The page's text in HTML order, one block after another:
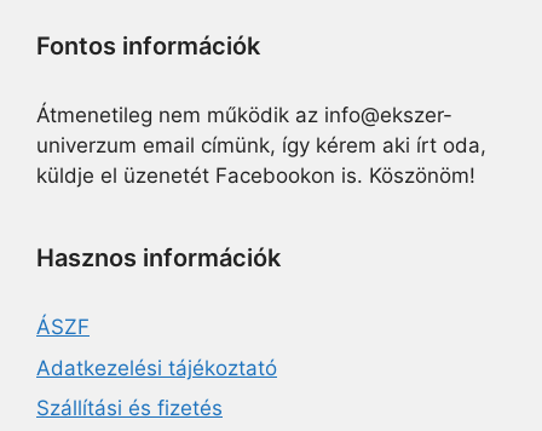
Fontos információk
Átmenetileg nem működik az info@ekszer-
univerzum email címünk, így kérem aki írt oda,
küldje el üzenetét Facebookon is. Köszönöm!
Hasznos információk
ÁSZF
Adatkezelési tájékoztató
Szállítási és fizetés